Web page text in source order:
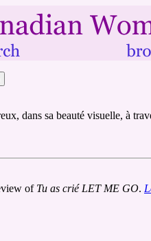
dans sa beauté visuelle, à
of Tu as crié LET ME GO.